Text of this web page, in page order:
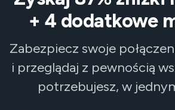
+ 4 dodatkowe
Zabezpiecz swoje
i przeglądaj z pewnością
potrzebujesz, w